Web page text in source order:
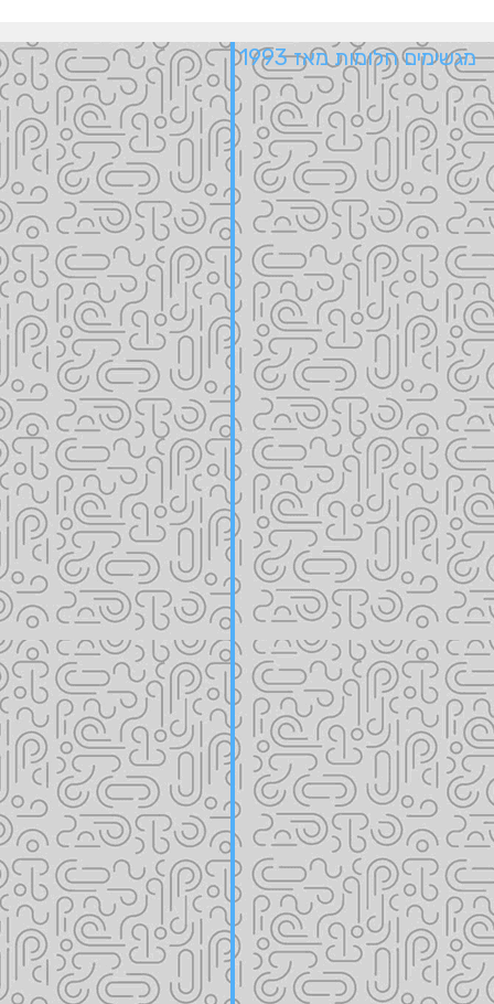
מגשימים חלומות מאז 1993